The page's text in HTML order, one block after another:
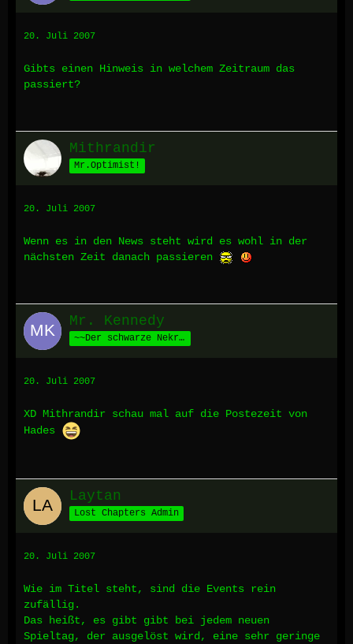
20. Juli 2007
Gibts einen Hinweis in welchem Zeitraum das
passiert?
Mithrandir
Mr.Optimist!
20. Juli 2007
Wenn es in den News steht wird es wohl in der
nächsten Zeit danach passieren
Mr. Kennedy
~~Der schwarze Nekromant aus Nisos~~
20. Juli 2007
XD Mithrandir schau mal auf die Postezeit von
Hades
Laytan
Lost Chapters Admin
20. Juli 2007
Wie im Titel steht, sind die Events rein
zufällig.
Das heißt, es gibt gibt bei jedem neuen
Spieltag, der ausgelöst wird, eine sehr geringe